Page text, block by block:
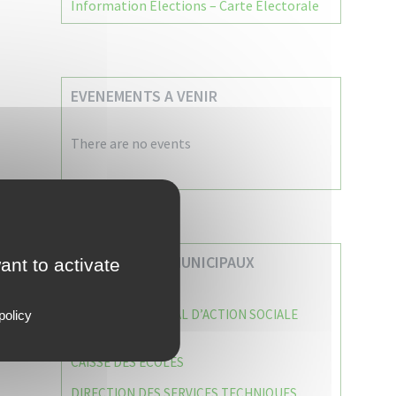
Information Élections – Carte Électorale
EVENEMENTS A VENIR
There are no events
VOS SERVICES MUNICIPAUX
CENTRE COMMUNAL D’ACTION SOCIALE
CAISSE DES ÉCOLES
to activate